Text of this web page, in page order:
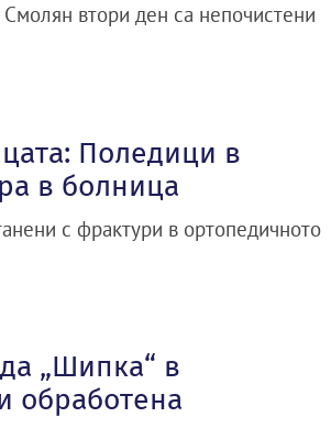
Смолян втори ден са непочистени
Поледици в
в болница
с фрактури в ортопедичното
„Шипка“ в
обработена